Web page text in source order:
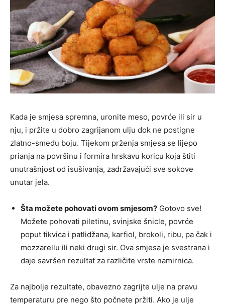
Kada je smjesa spremna, uronite meso, povrće ili sir u
nju, i pržite u dobro zagrijanom ulju dok ne postigne
zlatno-smeđu boju. Tijekom prženja smjesa se lijepo
prianja na površinu i formira hrskavu koricu koja štiti
unutrašnjost od isušivanja, zadržavajući sve sokove
unutar jela.
Šta možete pohovati ovom smjesom? Gotovo sve!
Možete pohovati piletinu, svinjske šnicle, povrće
poput tikvica i patlidžana, karfiol, brokoli, ribu, pa čak i
mozzarellu ili neki drugi sir. Ova smjesa je svestrana i
daje savršen rezultat za različite vrste namirnica.
Za najbolje rezultate, obavezno zagrijte ulje na pravu
temperaturu pre nego što počnete pržiti. Ako je ulje